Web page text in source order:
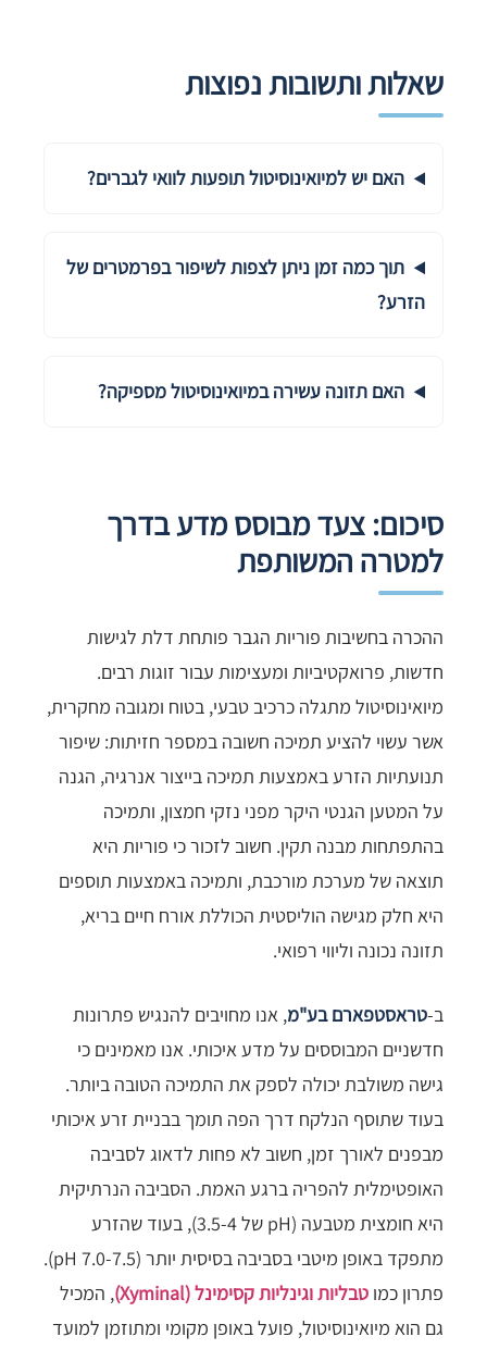
שאלות ותשובות נפוצות
האם יש למיואינוסיטול תופעות לוואי לגברים?
תוך כמה זמן ניתן לצפות לשיפור בפרמטרים של
הזרע?
האם תזונה עשירה במיואינוסיטול מספיקה?
סיכום: צעד מבוסס מדע בדרך
למטרה המשותפת
ההכרה בחשיבות פוריות הגבר פותחת דלת לגישות
חדשות, פרואקטיביות ומעצימות עבור זוגות רבים.
מיואינוסיטול מתגלה כרכיב טבעי, בטוח ומגובה מחקרית,
אשר עשוי להציע תמיכה חשובה במספר חזיתות: שיפור
תנועתיות הזרע באמצעות תמיכה בייצור אנרגיה, הגנה
על המטען הגנטי היקר מפני נזקי חמצון, ותמיכה
בהתפתחות מבנה תקין. חשוב לזכור כי פוריות היא
תוצאה של מערכת מורכבת, ותמיכה באמצעות תוספים
היא חלק מגישה הוליסטית הכוללת אורח חיים בריא,
תזונה נכונה וליווי רפואי.
ב-טראסטפארם בע"מ, אנו מחויבים להנגיש פתרונות
חדשניים המבוססים על מדע איכותי. אנו מאמינים כי
גישה משולבת יכולה לספק את התמיכה הטובה ביותר.
בעוד שתוסף הנלקח דרך הפה תומך בבניית זרע איכותי
מבפנים לאורך זמן, חשוב לא פחות לדאוג לסביבה
האופטימלית להפריה ברגע האמת. הסביבה הנרתיקית
היא חומצית מטבעה (pH של 3.5-4), בעוד שהזרע
מתפקד באופן מיטבי בסביבה בסיסית יותר (pH 7.0-7.5).
פתרון כמו טבליות וגינליות קסימינל (Xyminal)
, המכיל
גם הוא מיואינוסיטול, פועל באופן מקומי ומתוזמן למועד